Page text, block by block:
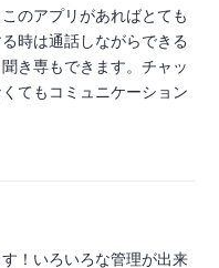
のアプリがあればとても
時は通話しながらできる
き専もできます。チャッ
てもコミュニケーション
！いろいろな管理が出来